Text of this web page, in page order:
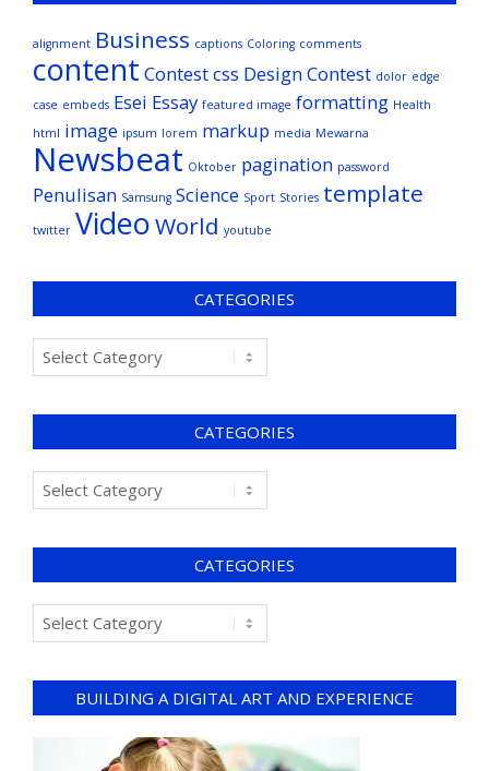
alignment Business captions Coloring comments
content Contestcss Design Contest dolor edge
case embeds Esei Essay featured image formatting Health
html image ipsum lorem markup media Mewarna
Newsbeat Oktober pagination password
Penulisan Samsung Science Sport Stories template
twitter VideoWorld youtube
CATEGORIES
CATEGORIES
CATEGORIES
BUILDING A DIGITAL ART AND EXPERIENCE